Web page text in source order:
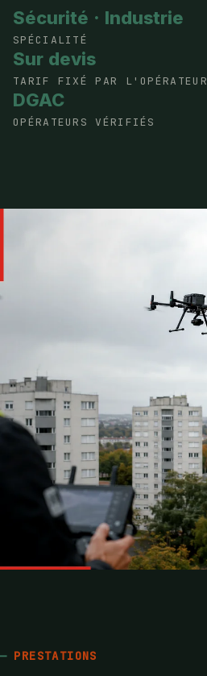
Sécurité · Industrie
SPÉCIALITÉ
Sur devis
TARIF FIXÉ PAR L'OPÉRATEUR
DGAC
OPÉRATEURS VÉRIFIÉS
PRESTATIONS